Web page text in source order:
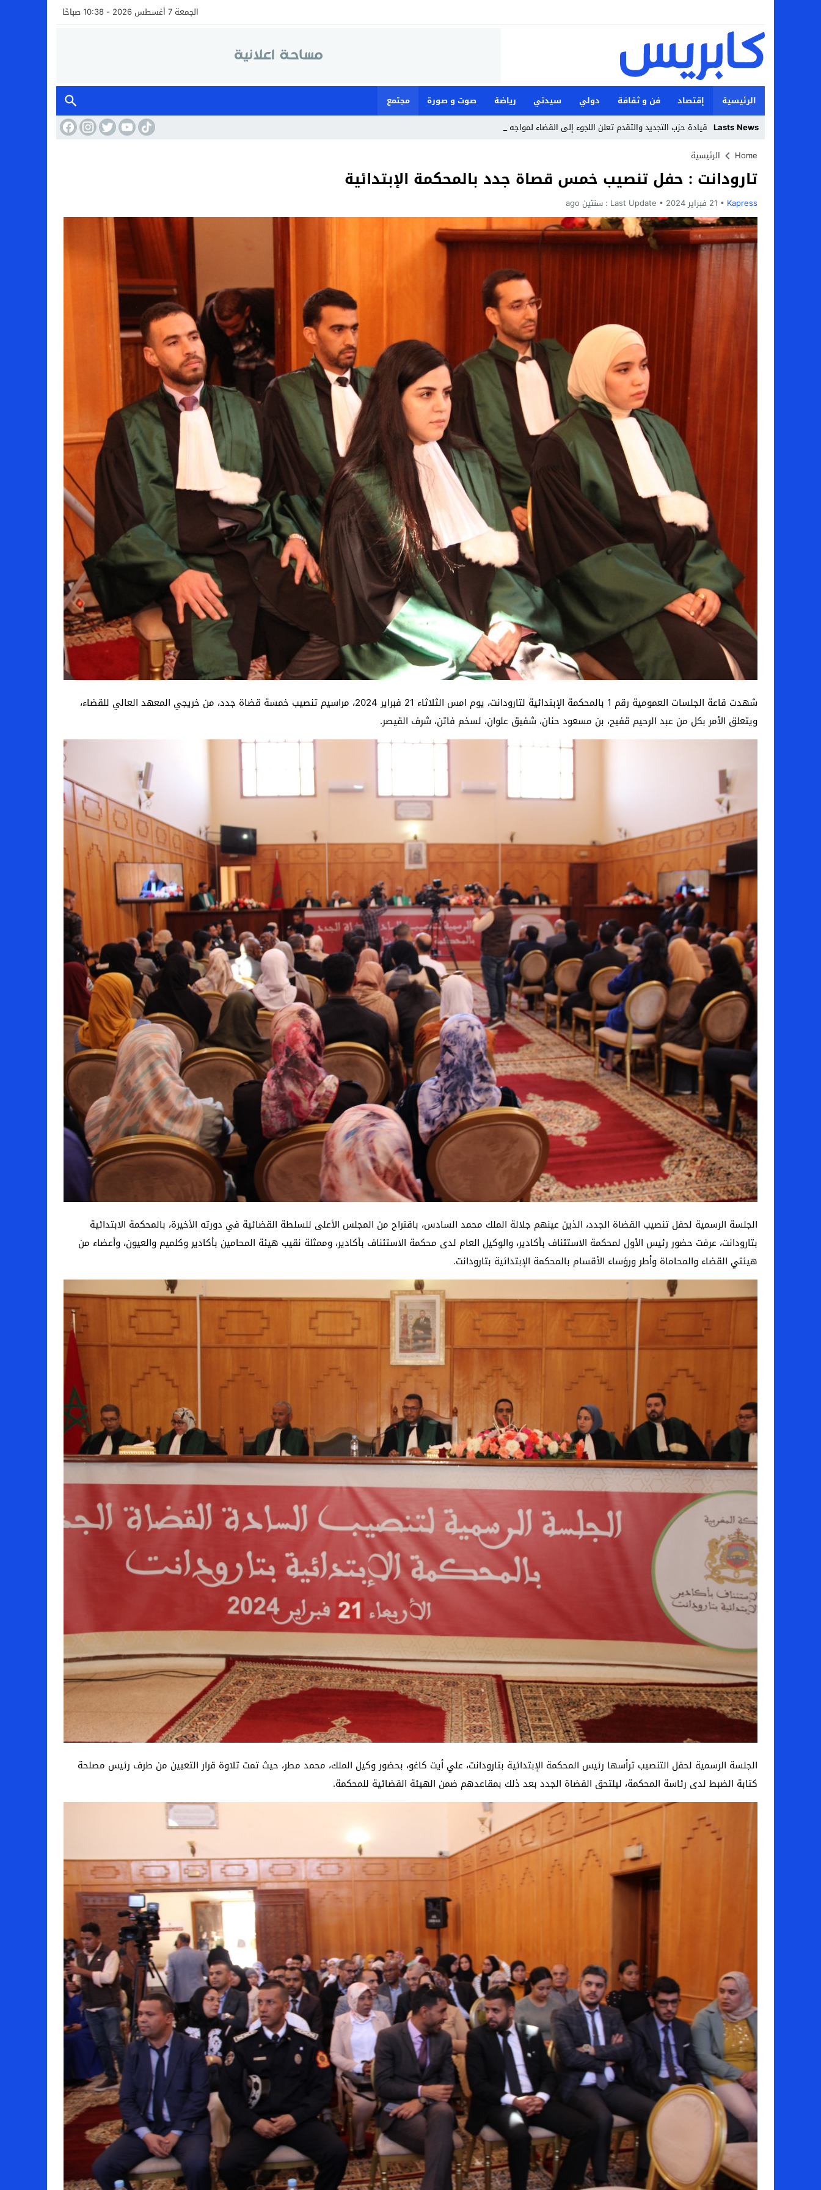
الجمعة 7 أغسطس 2026 - 10:38 صباحًا
الرئيسية إقتصاد فن و ثقافة دولي سيدتي رياضة صوت و صورة
مجتمع
Lasts News قيادة حزب التجديد والتقدم تعلن اللجوء إلى القضاء لمواجهة ما وصفته بـ”العبث” بمؤسسات الحزب
Stop
Previous
Next
Home الرئيسية
تارودانت : حفل تنصيب خمس قصاة جدد بالمحكمة الإبتدائية
Kapress 21 فبراير 2024 Last Update : سنتين ago
شهدت قاعة الجلسات العمومية رقم 1 بالمحكمة الإبتدائية لتارودانت، يوم امس الثلاثاء 21 فبراير 2024، مراسيم تنصيب خمسة قضاة جدد، من خريجي المعهد العالي للقضاء،
ويتعلق الأمر بكل من عبد الرحيم قفيح، بن مسعود حنان، شفيق علوان، لسخم فاتن، شرف القيصر.
الجلسة الرسمية لحفل تنصيب القضاة الجدد، الذين عينهم جلالة الملك محمد السادس، باقتراح من المجلس الأعلى للسلطة القضائية في دورته الأخيرة، بالمحكمة الابتدائية
بتارودانت، عرفت حضور رئيس الأول لمحكمة الاستئناف بأكادير، والوكيل العام لدى محكمة الاستئناف بأكادير، وممثلة نقيب هيئة المحامين بأكادير وكلميم والعيون، وأعضاء من
هيئتي القضاء والمحاماة وأطر ورؤساء الأقسام بالمحكمة الإبتدائية بتارودانت.
الجلسة الرسمية لحفل التنصيب ترأسها رئيس المحكمة الإبتدائية بتارودانت، علي أيت كاغو، بحضور وكيل الملك، محمد مطر، حيث تمت تلاوة قرار التعيين من طرف رئيس مصلحة
كتابة الضبط لدى رئاسة المحكمة، ليلتحق القضاة الجدد بعد ذلك بمقاعدهم ضمن الهيئة القضائية للمحكمة.